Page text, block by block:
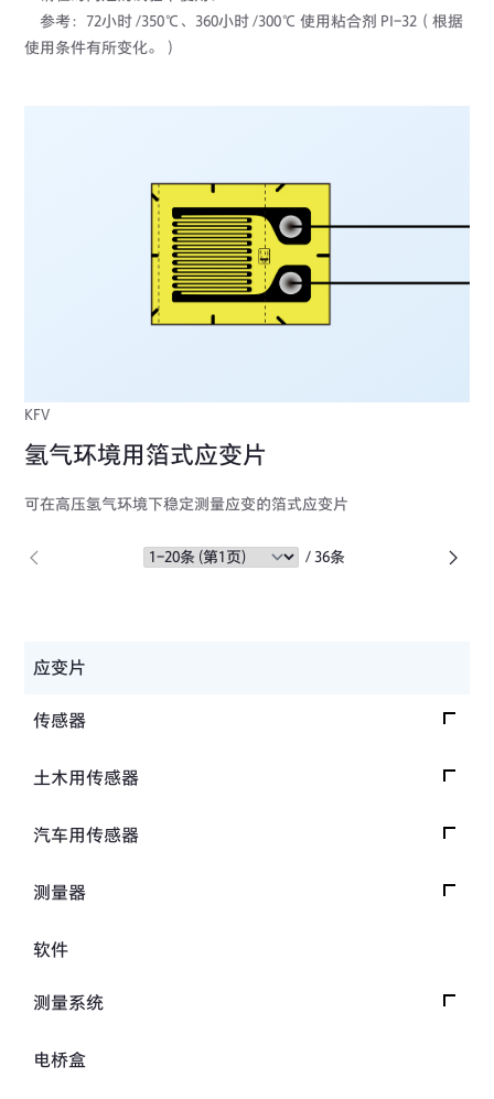
参考：72小时 /350℃、360小时 /300℃ 使用粘合剂 PI-32（根据
使用条件有所变化。）
KFV
氢气环境用箔式应变片
可在高压氢气环境下稳定测量应变的箔式应变片
/ 36条
应变片
传感器
载荷传感器
位移传感器
分力传感器
土木用传感器
载荷传感器
水位计
温度计
汽车用传感器
安全带拉力传感器
车轮扭矩传感器
测量器
数据记录器
软件
测量系统
交通系统（公路）
电桥盒